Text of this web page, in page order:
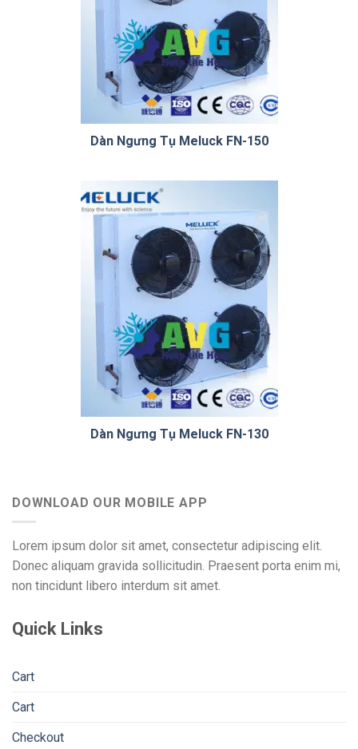
Dàn Ngưng Tụ Meluck FN-150
Dàn Ngưng Tụ Meluck FN-130
DOWNLOAD OUR MOBILE APP
Lorem ipsum dolor sit amet, consectetur adipiscing elit.
Donec aliquam gravida sollicitudin. Praesent porta enim mi,
non tincidunt libero interdum sit amet.
Quick Links
Cart
Cart
Checkout